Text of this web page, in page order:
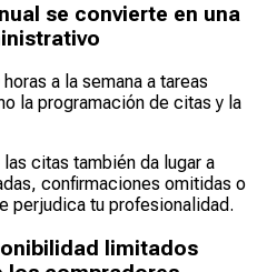
se convierte en una
a la semana a tareas
la programación de citas y la
citas también da lugar a
confirmaciones omitidas o
perjudica tu profesionalidad.
limitados